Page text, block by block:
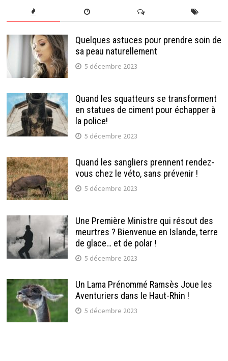
Quelques astuces pour prendre soin de
sa peau naturellement
5 décembre 2023
Quand les squatteurs se transforment
en statues de ciment pour échapper à
la police!
5 décembre 2023
Quand les sangliers prennent rendez-
vous chez le véto, sans prévenir !
5 décembre 2023
Une Première Ministre qui résout des
meurtres ? Bienvenue en Islande, terre
de glace… et de polar !
5 décembre 2023
Un Lama Prénommé Ramsès Joue les
Aventuriers dans le Haut-Rhin !
5 décembre 2023